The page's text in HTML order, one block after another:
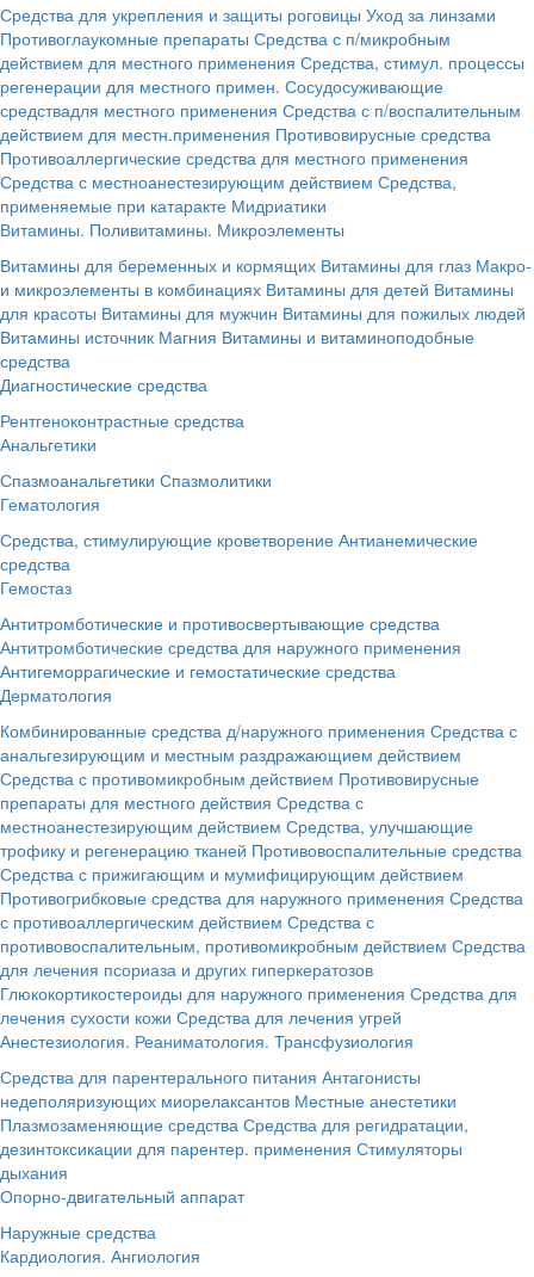
Средства для укрепления и защиты роговицы Уход за линзами
Противоглаукомные препараты Средства с п/микробным
действием для местного применения Средства, стимул. процессы
регенерации для местного примен. Сосудосуживающие
средствадля местного применения Средства с п/воспалительным
действием для местн.применения Противовирусные средства
Противоаллергические средства для местного применения
Средства с местноанестезирующим действием Средства,
применяемые при катаракте Мидриатики
Витамины. Поливитамины. Микроэлементы
Витамины для беременных и кормящих Витамины для глаз Макро-
и микроэлементы в комбинациях Витамины для детей Витамины
для красоты Витамины для мужчин Витамины для пожилых людей
Витамины источник Магния Витамины и витаминоподобные
средства
Диагностические средства
Рентгеноконтрастные средства
Анальгетики
Спазмоанальгетики Спазмолитики
Гематология
Средства, стимулирующие кроветворение Антианемические
средства
Гемостаз
Антитромботические и противосвертывающие средства
Антитромботические средства для наружного применения
Антигеморрагические и гемостатические средства
Дерматология
Комбинированные средства д/наружного применения Средства с
анальгезирующим и местным раздражающием действием
Средства с противомикробным действием Противовирусные
препараты для местного действия Средства с
местноанестезирующим действием Средства, улучшающие
трофику и регенерацию тканей Противовоспалительные средства
Средства с прижигающим и мумифицирующим действием
Противогрибковые средства для наружного применения Средства
с противоаллергическим действием Средства с
противовоспалительным, противомикробным действием Средства
для лечения псориаза и других гиперкератозов
Глюкокортикостероиды для наружного применения Средства для
лечения сухости кожи Средства для лечения угрей
Анестезиология. Реаниматология. Трансфузиология
Средства для парентерального питания Антагонисты
недеполяризующих миорелаксантов Местные анестетики
Плазмозаменяющие средства Средства для регидратации,
дезинтоксикации для парентер. применения Стимуляторы
дыхания
Опорно-двигательный аппарат
Наружные средства
Кардиология. Ангиология